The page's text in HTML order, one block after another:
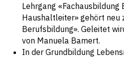
Lehrgang
Haushaltleiter» gehört neu
Berufsbildung». Geleitet
von Manuela Bamert.
In der Grundbildung